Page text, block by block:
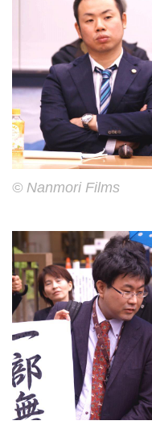
© Nanmori Films